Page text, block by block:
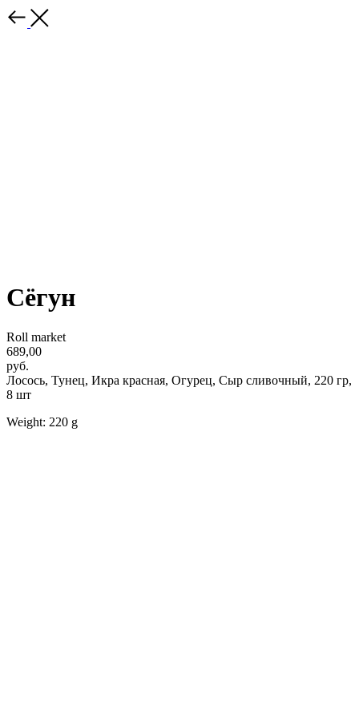
Сёгун
Roll market
689,00
руб.
Лосось, Тунец, Икра красная, Огурец, Сыр сливочный, 220 гр,
8 шт
Weight: 220 g